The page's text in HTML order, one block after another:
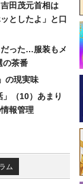
田茂元首相は
としたよ」と口
った…服装もメ
の茶番
の現実味
（10）あまり
報管理
ム